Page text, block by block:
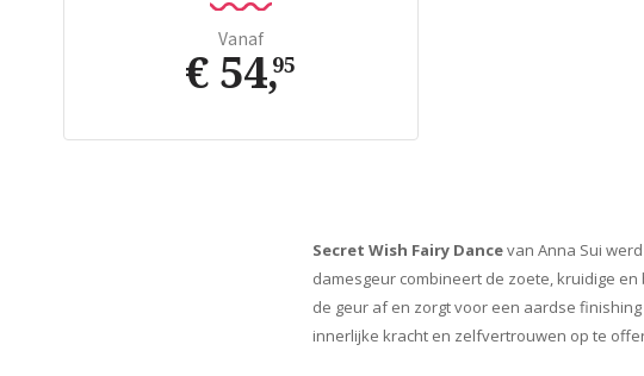
Vanaf
€ 54,95
Secret Wish Fairy Dancevan Anna Sui
damesgeur combineert de zoete, kruidige
de geur af en zorgt voor een aardse
innerlijke kracht en zelfvertrouwen op te